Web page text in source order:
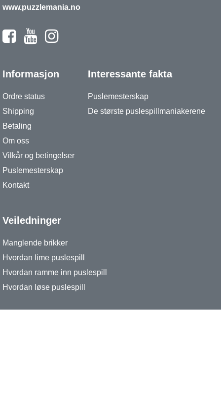
www.puzzlemania.no
Informasjon
Ordre status
Shipping
Betaling
Om oss
Vilkår og betingelser
Puslemesterskap
Kontakt
Interessante fakta
Puslemesterskap
De største puslespillmaniakerene
Veiledninger
Manglende brikker
Hvordan lime puslespill
Hvordan ramme inn puslespill
Hvordan løse puslespill